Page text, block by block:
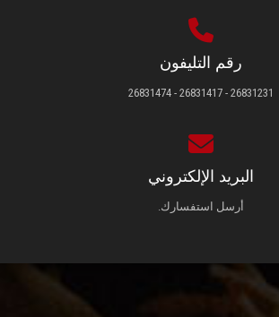
رقم التليفون
26831231 - 26831417 - 26831474
البريد الإلكتروني
أرسل استفسارك.